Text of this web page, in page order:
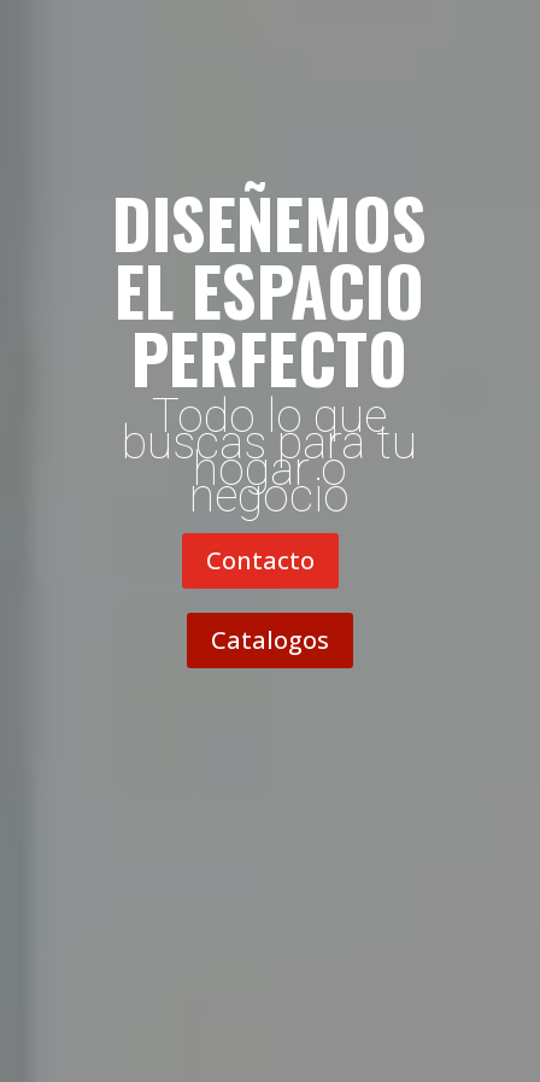
DISEÑEMOS
EL ESPACIO
PERFECTO
Todo lo que
buscas para tu
hogar o
negocio
Contacto
Catalogos